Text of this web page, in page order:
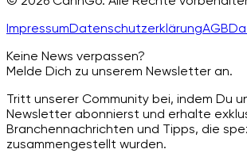
ImpressumDatenschutzerklärungAGB
Keine News verpassen?
Melde Dich zu unserem Newsletter an.
Tritt unserer Community bei, indem Du
Newsletter abonnierst und erhalte
Branchennachrichten und Tipps, die
zusammengestellt wurden.